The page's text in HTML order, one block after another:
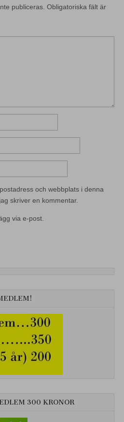
publiceras. Obligatoriska fält är
och webbplats i denna
skriver en kommentar.
via e-post.
300 KRONOR